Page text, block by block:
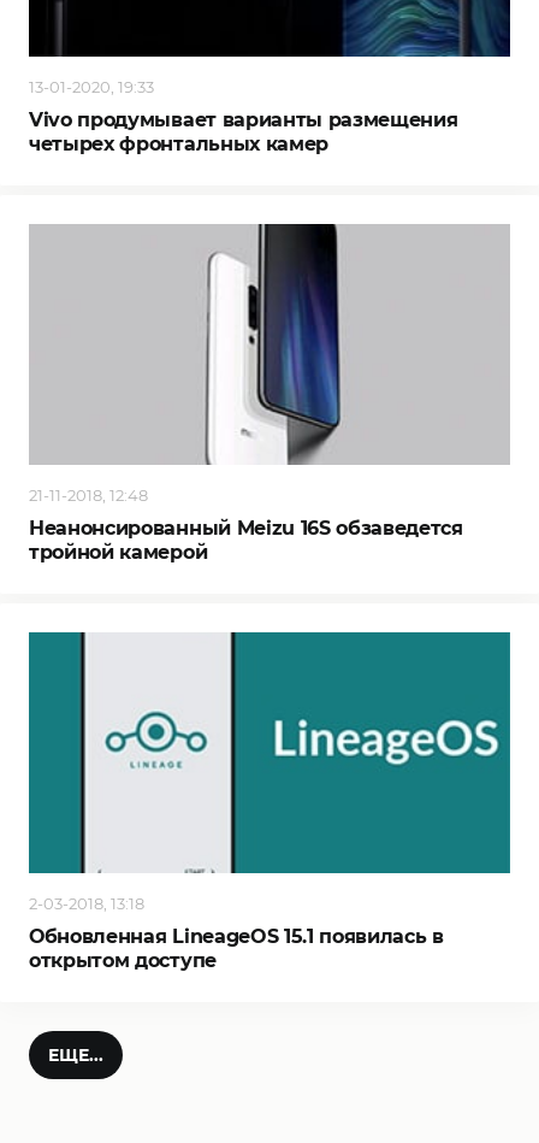
13-01-2020, 19:33
Vivo продумывает варианты размещения
четырех фронтальных камер
21-11-2018, 12:48
Неанонсированный Meizu 16S обзаведется
тройной камерой
2-03-2018, 13:18
Обновленная LineageOS 15.1 появилась в
открытом доступе
ЕЩЕ...